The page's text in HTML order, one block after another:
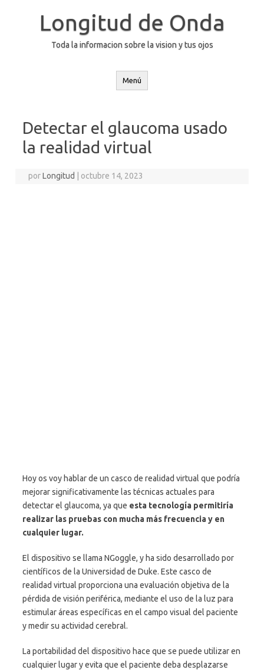
Longitud de Onda
Toda la informacion sobre la vision y tus ojos
Menú
Detectar el glaucoma usado
la realidad virtual
porLongitud octubre 14, 2023
Hoy os voy hablar de un casco de realidad virtual que podría
mejorar significativamente las técnicas actuales para
detectar el glaucoma, ya que esta tecnología permitiría
realizar las pruebas con mucha más frecuencia y en
cualquier lugar.
El dispositivo se llama NGoggle, y ha sido desarrollado por
científicos de la Universidad de Duke. Este casco de
realidad virtual proporciona una evaluación objetiva de la
pérdida de visión periférica, mediante el uso de la luz para
estimular áreas específicas en el campo visual del paciente
y medir su actividad cerebral.
La portabilidad del dispositivo hace que se puede utilizar en
cualquier lugar y evita que el paciente deba desplazarse